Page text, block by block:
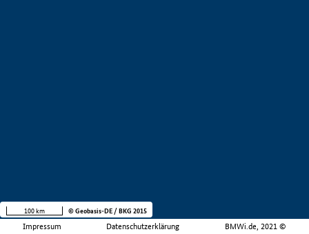
Impressum Datenschutzerklärung BMWi.de, 2021 ©
100 km © Geobasis-DE / BKG 2015